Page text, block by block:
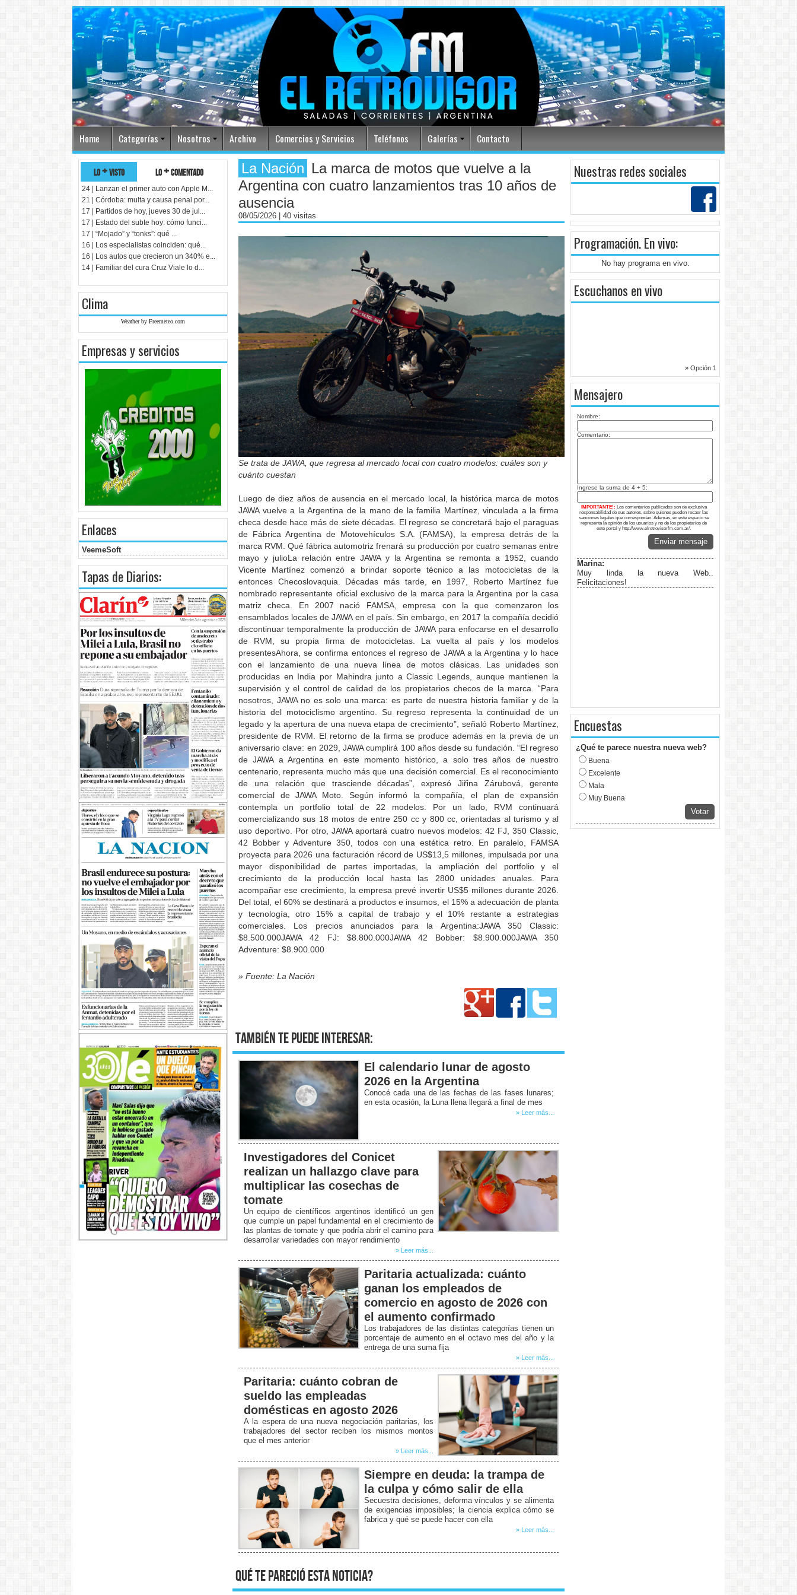
Home Categorías Nosotros Archivo Comercios y Servicios Teléfonos Galerías Contacto
lo + visto lo + comentado
24 | Lanzan el primer auto con Apple M...
21 | Córdoba: multa y causa penal por...
17 | Partidos de hoy, jueves 30 de jul...
17 | Estado del subte hoy: cómo funci...
17 | “Mojado” y “tonks”: qué ...
16 | Los especialistas coinciden: qué...
16 | Los autos que crecieron un 340% e...
14 | Familiar del cura Cruz Viale lo d...
Clima
Weather by Freemeteo.com
Empresas y servicios
Enlaces
VeemeSoft
Tapas de Diarios:
La Nación La marca de motos que vuelve a la
Argentina con cuatro lanzamientos tras 10 años de
ausencia
08/05/2026 | 40 visitas
Se trata de JAWA, que regresa al mercado local con cuatro modelos: cuáles son y
cuánto cuestan
Luego de diez años de ausencia en el mercado local, la histórica marca de motos
JAWA vuelve a la Argentina de la mano de la familia Martínez, vinculada a la firma
checa desde hace más de siete décadas. El regreso se concretará bajo el paraguas
de Fábrica Argentina de Motovehículos S.A. (FAMSA), la empresa detrás de la
marca RVM. Qué fábrica automotriz frenará su producción por cuatro semanas entre
mayo y julioLa relación entre JAWA y la Argentina se remonta a 1952, cuando
Vicente Martínez comenzó a brindar soporte técnico a las motocicletas de la
entonces Checoslovaquia. Décadas más tarde, en 1997, Roberto Martínez fue
nombrado representante oficial exclusivo de la marca para la Argentina por la casa
matriz checa. En 2007 nació FAMSA, empresa con la que comenzaron los
ensamblados locales de JAWA en el país. Sin embargo, en 2017 la compañía decidió
discontinuar temporalmente la producción de JAWA para enfocarse en el desarrollo
de RVM, su propia firma de motocicletas. La vuelta al país y los modelos
presentesAhora, se confirma entonces el regreso de JAWA a la Argentina y lo hace
con el lanzamiento de una nueva línea de motos clásicas. Las unidades son
producidas en India por Mahindra junto a Classic Legends, aunque mantienen la
supervisión y el control de calidad de los propietarios checos de la marca. “Para
nosotros, JAWA no es solo una marca: es parte de nuestra historia familiar y de la
historia del motociclismo argentino. Su regreso representa la continuidad de un
legado y la apertura de una nueva etapa de crecimiento”, señaló Roberto Martínez,
presidente de RVM. El retorno de la firma se produce además en la previa de un
aniversario clave: en 2029, JAWA cumplirá 100 años desde su fundación. “El regreso
de JAWA a Argentina en este momento histórico, a solo tres años de nuestro
centenario, representa mucho más que una decisión comercial. Es el reconocimiento
de una relación que trasciende décadas”, expresó Jiřina Zárubová, gerente
comercial de JAWA Moto. Según informó la compañía, el plan de expansión
contempla un portfolio total de 22 modelos. Por un lado, RVM continuará
comercializando sus 18 motos de entre 250 cc y 800 cc, orientadas al turismo y al
uso deportivo. Por otro, JAWA aportará cuatro nuevos modelos: 42 FJ, 350 Classic,
42 Bobber y Adventure 350, todos con una estética retro. En paralelo, FAMSA
proyecta para 2026 una facturación récord de US$13,5 millones, impulsada por una
mayor disponibilidad de partes importadas, la ampliación del portfolio y el
crecimiento de la producción local hasta las 2800 unidades anuales. Para
acompañar ese crecimiento, la empresa prevé invertir US$5 millones durante 2026.
Del total, el 60% se destinará a productos e insumos, el 15% a adecuación de planta
y tecnología, otro 15% a capital de trabajo y el 10% restante a estrategias
comerciales. Los precios anunciados para la Argentina:JAWA 350 Classic:
$8.500.000JAWA 42 FJ: $8.800.000JAWA 42 Bobber: $8.900.000JAWA 350
Adventure: $8.900.000
» Fuente: La Nación
También te puede interesar:
El calendario lunar de agosto
2026 en la Argentina
Conocé cada una de las fechas de las fases lunares;
en esta ocasión, la Luna llena llegará a final de mes
» Leer más...
Investigadores del Conicet
realizan un hallazgo clave para
multiplicar las cosechas de
tomate
Un equipo de científicos argentinos identificó un gen
que cumple un papel fundamental en el crecimiento de
las plantas de tomate y que podría abrir el camino para
desarrollar variedades con mayor rendimiento
» Leer más...
Paritaria actualizada: cuánto
ganan los empleados de
comercio en agosto de 2026 con
el aumento confirmado
Los trabajadores de las distintas categorías tienen un
porcentaje de aumento en el octavo mes del año y la
entrega de una suma fija
» Leer más...
Paritaria: cuánto cobran de
sueldo las empleadas
domésticas en agosto 2026
A la espera de una nueva negociación paritarias, los
trabajadores del sector reciben los mismos montos
que el mes anterior
» Leer más...
Siempre en deuda: la trampa de
la culpa y cómo salir de ella
Secuestra decisiones, deforma vínculos y se alimenta
de exigencias imposibles; la ciencia explica cómo se
fabrica y qué se puede hacer con ella
» Leer más...
qué te pareció esta noticia?
Nuestras redes sociales
Programación. En vivo:
No hay programa en vivo.
Escuchanos en vivo
» Opción 1
Mensajero
Nombre:
Comentario:
Ingrese la suma de 4 + 5:
IMPORTANTE!: Los comentarios publicados son de exclusiva
responsabilidad de sus autores, sobre quienes pueden recaer las
sanciones legales que correspondan. Además, en este espacio se
representa la opinión de los usuarios y no de los propietarios de
este portal y http://www.elretrovisorfm.com.ar/.
Enviar mensaje
Marina:
Muy linda la nueva Web..
Felicitaciones!
Encuestas
¿Qué te parece nuestra nueva web?
Buena
Excelente
Mala
Muy Buena
Votar